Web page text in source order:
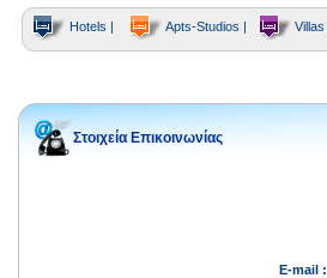
Hotels | Apts-Studios | Villas |
Στοιχεία Επικοινωνίας
E-mail :